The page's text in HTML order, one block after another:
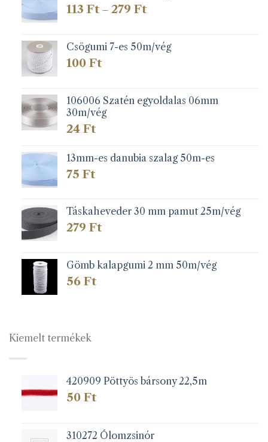
113 Ft – 279 FtÁrtartomány:
279 Ft
Csögumi 7-es 50m/vég
100 Ft
106006 Szatén egyoldalas 06mm
30m/vég
24 Ft
13mm-es danubia szalag 50m-es
75 Ft
Táskaheveder 30 mm pamut 25m/vég
279 Ft
Gömb kalapgumi 2 mm 50m/vég
56 Ft
Kiemelt termékek
420909 Pöttyös bársony 22,5m
50 Ft
310272 Ólomzsinór